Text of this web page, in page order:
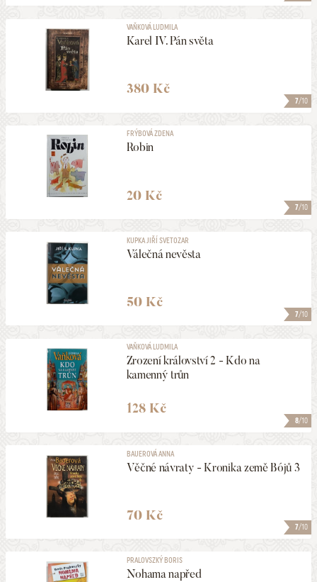
7/10
VAŇKOVÁ LUDMILA
Karel IV. Pán světa
380 Kč
7/10
FRÝBOVÁ ZDENA
Robin
20 Kč
7/10
KUPKA JIŘÍ SVETOZAR
Válečná nevěsta
50 Kč
8/10
VAŇKOVÁ LUDMILA
Zrození království 2 - Kdo na
kamenný trůn
128 Kč
7/10
BAUEROVÁ ANNA
Věčné návraty - Kronika země Bójů 3
70 Kč
PRALOVSZKÝ BORIS
Nohama napřed